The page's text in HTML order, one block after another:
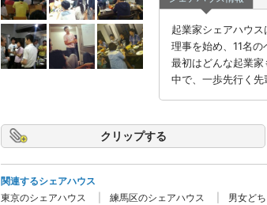
起業家シェアハウ
理事を始め、11名の
最初はどんな起業
中で、一歩先行く
クリップ
関連するシェアハウス
東京のシェアハウス
練馬区のシェアハウス 男女ど